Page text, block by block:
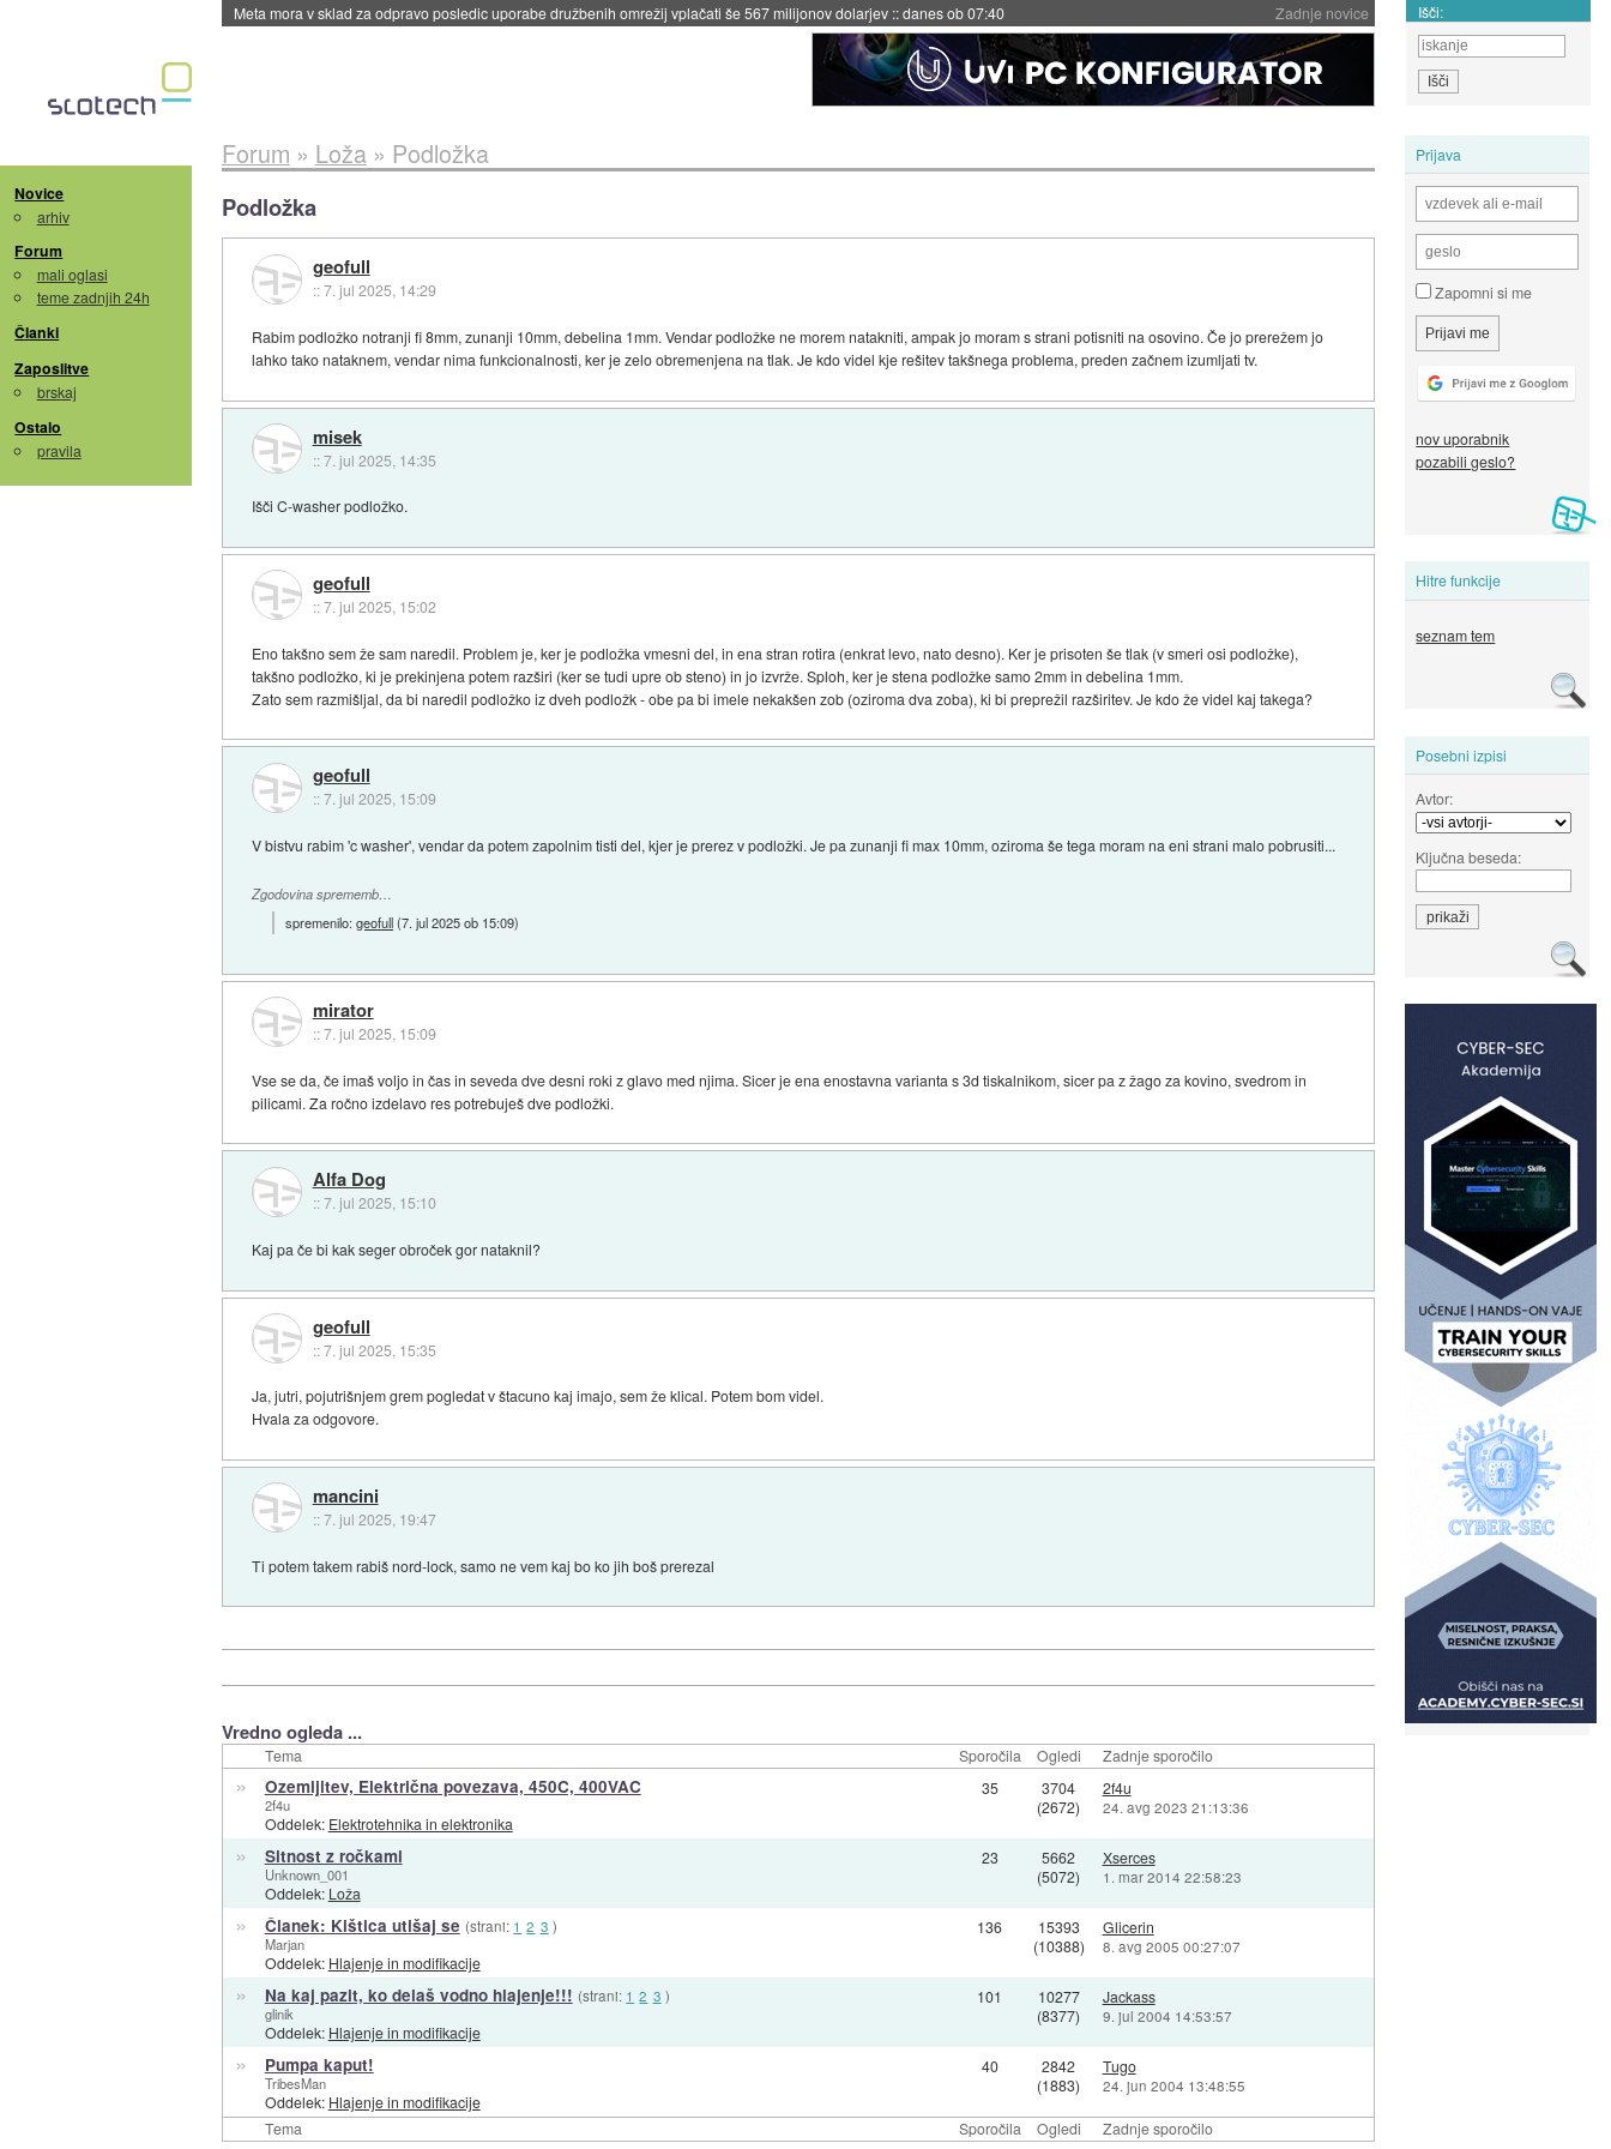
Zadnje novice
Meta mora v sklad za odpravo posledic uporabe družbenih omrežij vplačati še 567 milijonov dolarjev ::danes ob 07:40 Išči:
Novice
arhiv
Forum
mali oglasi
teme zadnjih 24h
Članki
Zaposlitve
brskaj
Ostalo
pravila
Prijava
Zapomni si me
nov uporabnik
pozabili geslo?
Hitre funkcije
seznam tem
Posebni izpisi
Avtor:
Ključna beseda:
Forum » Loža» Podložka
Podložka
geofull
::7. jul 2025, 14:29
Rabim podložko notranji fi 8mm, zunanji 10mm, debelina 1mm. Vendar podložke ne morem natakniti, ampak jo moram s strani potisniti na osovino. Če jo prerežem jo
lahko tako nataknem, vendar nima funkcionalnosti, ker je zelo obremenjena na tlak. Je kdo videl kje rešitev takšnega problema, preden začnem izumljati tv.
misek
::7. jul 2025, 14:35
Išči C-washer podložko.
geofull
::7. jul 2025, 15:02
Eno takšno sem že sam naredil. Problem je, ker je podložka vmesni del, in ena stran rotira (enkrat levo, nato desno). Ker je prisoten še tlak (v smeri osi podložke),
takšno podložko, ki je prekinjena potem razširi (ker se tudi upre ob steno) in jo izvrže. Sploh, ker je stena podložke samo 2mm in debelina 1mm.
Zato sem razmišljal, da bi naredil podložko iz dveh podložk - obe pa bi imele nekakšen zob (oziroma dva zoba), ki bi preprežil razširitev. Je kdo že videl kaj takega?
geofull
::7. jul 2025, 15:09
V bistvu rabim 'c washer', vendar da potem zapolnim tisti del, kjer je prerez v podložki. Je pa zunanji fi max 10mm, oziroma še tega moram na eni strani malo pobrusiti...
Zgodovina sprememb…
spremenilo:geofull(7. jul 2025 ob 15:09)
mirator
::7. jul 2025, 15:09
Vse se da, če imaš voljo in čas in seveda dve desni roki z glavo med njima. Sicer je ena enostavna varianta s 3d tiskalnikom, sicer pa z žago za kovino, svedrom in
pilicami. Za ročno izdelavo res potrebuješ dve podložki.
Alfa Dog
::7. jul 2025, 15:10
Kaj pa če bi kak seger obroček gor nataknil?
geofull
::7. jul 2025, 15:35
Ja, jutri, pojutrišnjem grem pogledat v štacuno kaj imajo, sem že klical. Potem bom videl.
Hvala za odgovore.
mancini
::7. jul 2025, 19:47
Ti potem takem rabiš nord-lock, samo ne vem kaj bo ko jih boš prerezal
Vredno ogleda ...
Tema Sporočila Ogledi Zadnje sporočilo
Tema Sporočila Ogledi Zadnje sporočilo
» Ozemljitev, Električna povezava, 450C, 400VAC
2f4u
Oddelek: Elektrotehnika in elektronika
35
3704
(2672)
2f4u
24. avg 2023 21:13:36
» Sitnost z ročkami
Unknown_001
Oddelek: Loža
23
5662
(5072)
Xserces
1. mar 2014 22:58:23
» Članek: Kištica utišaj se (strani: 1 2 3 )
Marjan
Oddelek: Hlajenje in modifikacije
136
15393
(10388)
Glicerin
8. avg 2005 00:27:07
» Na kaj pazit, ko delaš vodno hlajenje!!! (strani: 1 2 3 )
glinik
Oddelek: Hlajenje in modifikacije
101
10277
(8377)
Jackass
9. jul 2004 14:53:57
» Pumpa kaput!
TribesMan
Oddelek: Hlajenje in modifikacije
40
2842
(1883)
Tugo
24. jun 2004 13:48:55